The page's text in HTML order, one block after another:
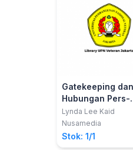
Gatekeeping dan
Hubungan Pers-
Pemerintah:
Handbook
Komunikasi Politik
Lynda Lee Kaid
Nusamedia
Stok: 1/1